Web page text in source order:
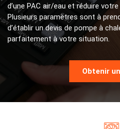
d’une PAC air/eau et réduire
Plusieurs paramètres sont à
d’établir undevis de pompe à
parfaitement à votre situation.
Obtenir